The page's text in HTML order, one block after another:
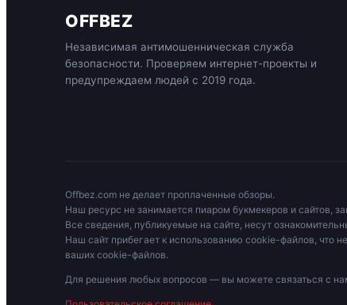
OFFBEZ
Независимая антимошенническая служба
безопасности. Проверяем интернет-проекты и
предупреждаем людей с 2019 года.
Offbez.com не делает проплаченные обзоры.
Наш ресурс не занимается пиаром букмекеров и сайтов,
Все сведения, публикуемые на сайте, несут
Наш сайт прибегает к использованию cookie-файлов, что
ваших cookie-файлов.
Для решения любых вопросов — вы можете связаться с